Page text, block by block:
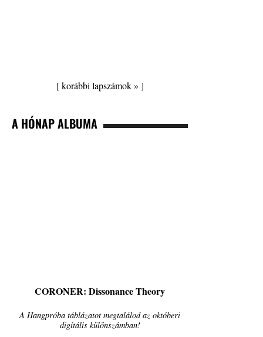
[korábbi lapszámok » ]
A HÓNAP ALBUMA
CORONER: Dissonance Theory
A Hangpróba táblázatot megtalálod az októberi
digitális különszámban!